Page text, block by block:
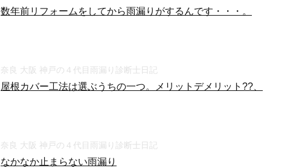
数年前リフォームをしてから雨漏りがするんです・・・。
奈良 大阪 神戸の４代目雨漏り診断士日記
屋根カバー工法は選ぶうちの一つ。メリットデメリット??、
奈良 大阪 神戸の４代目雨漏り診断士日記
なかなか止まらない雨漏り